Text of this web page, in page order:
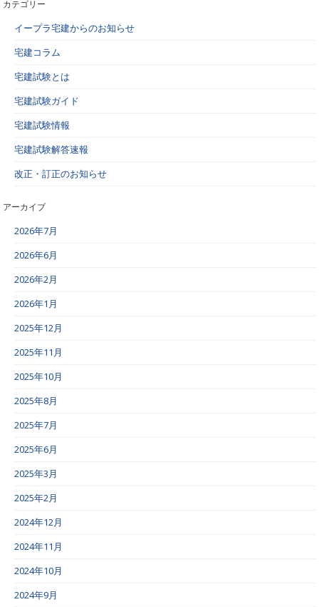
カテゴリー
イープラ宅建からのお知らせ
宅建コラム
宅建試験とは
宅建試験ガイド
宅建試験情報
宅建試験解答速報
改正・訂正のお知らせ
アーカイブ
2026年7月
2026年6月
2026年2月
2026年1月
2025年12月
2025年11月
2025年10月
2025年8月
2025年7月
2025年6月
2025年3月
2025年2月
2024年12月
2024年11月
2024年10月
2024年9月